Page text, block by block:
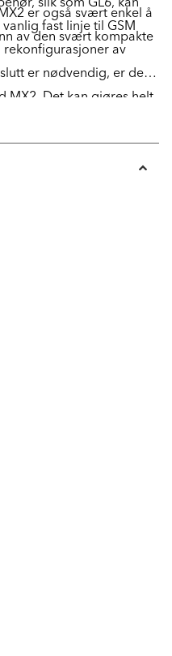
er også svært enkel å
av den svært kompakte
fast linje til GSM
rekonfigurasjoner av
er nødvendig, er det
MX2. Det kan gjøres helt
den til via USB til en
med SafeLine